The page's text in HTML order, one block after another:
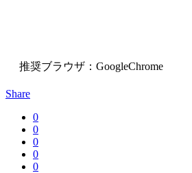
推奨ブラウザ：GoogleChrome
Share
0
0
0
0
0